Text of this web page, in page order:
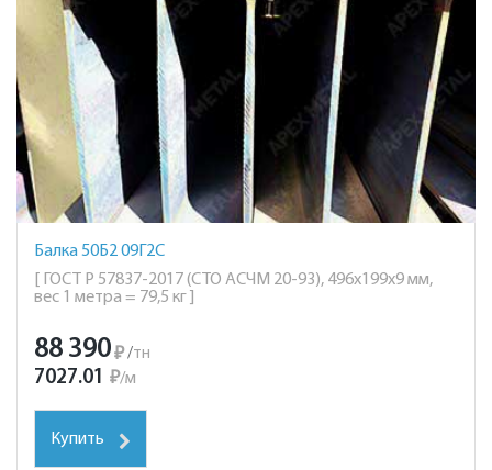
Балка 50Б2 09Г2С
[ ГОСТ Р 57837-2017 (СТО АСЧМ 20-93), 496х199х9 мм,
вес 1 метра = 79,5 кг ]
88 390₽ /тн
7027.01 ₽/м
Купить